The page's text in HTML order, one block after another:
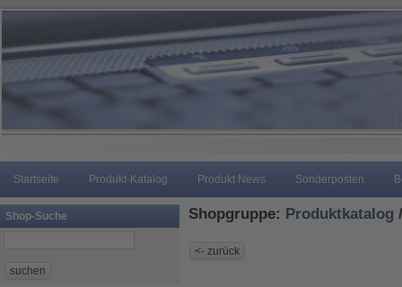
Startseite Produkt-Katalog Produkt News Sonderposten
Shop-Suche Shopgruppe: Produktkatalog